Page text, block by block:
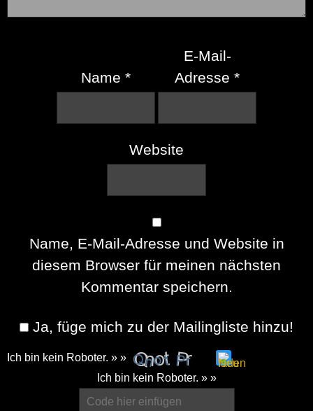
Name *
E-Mail-
Adresse*
Website
Name, E-Mail-Adresse und Website in
diesem Browser für meinen nächsten
Kommentar speichern.
Ja, füge mich zu der Mailingliste hinzu!
Ich bin kein Roboter. » »
Ich bin kein Roboter. » »